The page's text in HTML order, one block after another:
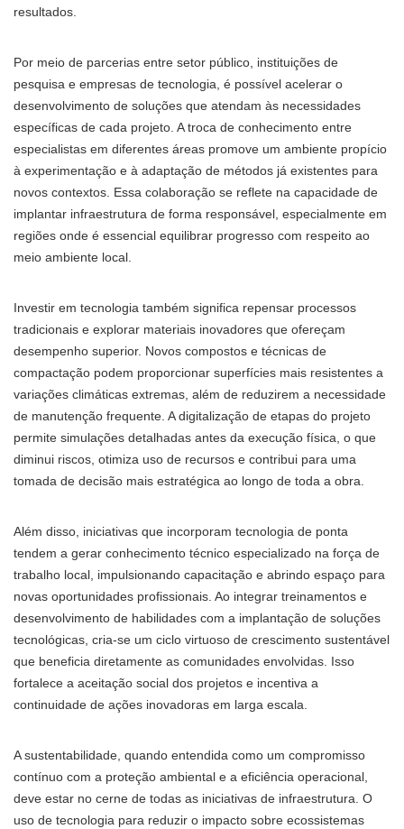
resultados.
Por meio de parcerias entre setor público, instituições de
pesquisa e empresas de tecnologia, é possível acelerar o
desenvolvimento de soluções que atendam às necessidades
específicas de cada projeto. A troca de conhecimento entre
especialistas em diferentes áreas promove um ambiente propício
à experimentação e à adaptação de métodos já existentes para
novos contextos. Essa colaboração se reflete na capacidade de
implantar infraestrutura de forma responsável, especialmente em
regiões onde é essencial equilibrar progresso com respeito ao
meio ambiente local.
Investir em tecnologia também significa repensar processos
tradicionais e explorar materiais inovadores que ofereçam
desempenho superior. Novos compostos e técnicas de
compactação podem proporcionar superfícies mais resistentes a
variações climáticas extremas, além de reduzirem a necessidade
de manutenção frequente. A digitalização de etapas do projeto
permite simulações detalhadas antes da execução física, o que
diminui riscos, otimiza uso de recursos e contribui para uma
tomada de decisão mais estratégica ao longo de toda a obra.
Além disso, iniciativas que incorporam tecnologia de ponta
tendem a gerar conhecimento técnico especializado na força de
trabalho local, impulsionando capacitação e abrindo espaço para
novas oportunidades profissionais. Ao integrar treinamentos e
desenvolvimento de habilidades com a implantação de soluções
tecnológicas, cria-se um ciclo virtuoso de crescimento sustentável
que beneficia diretamente as comunidades envolvidas. Isso
fortalece a aceitação social dos projetos e incentiva a
continuidade de ações inovadoras em larga escala.
A sustentabilidade, quando entendida como um compromisso
contínuo com a proteção ambiental e a eficiência operacional,
deve estar no cerne de todas as iniciativas de infraestrutura. O
uso de tecnologia para reduzir o impacto sobre ecossistemas